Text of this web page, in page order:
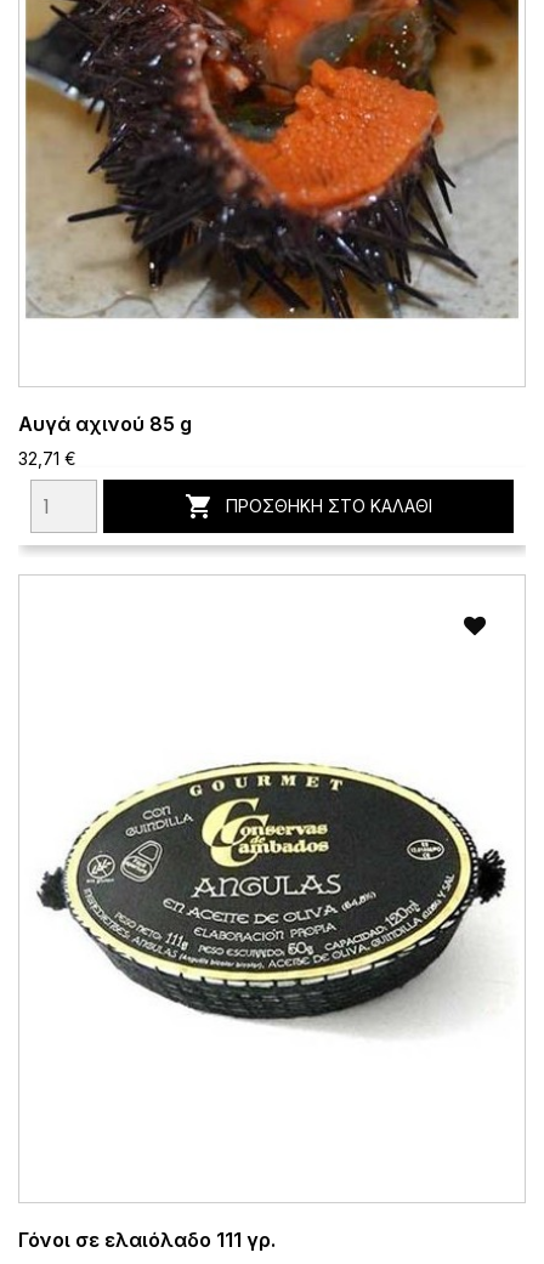
Αυγά αχινού 85 g
32,71 €
 ΠΡΟΣΘΉΚΗ ΣΤΟ ΚΑΛΆΘΙ
Γόνοι σε ελαιόλαδο 111 γρ.